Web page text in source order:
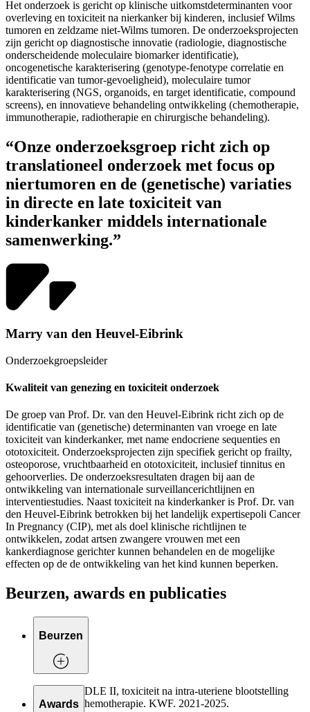
Het onderzoek is gericht op klinische uitkomstdeterminanten voor
overleving en toxiciteit na nierkanker bij kinderen, inclusief Wilms
tumoren en zeldzame niet-Wilms tumoren. De onderzoeksprojecten
zijn gericht op diagnostische innovatie (radiologie, diagnostische
onderscheidende moleculaire biomarker identificatie),
oncogenetische karakterisering (genotype-fenotype correlatie en
identificatie van tumor-gevoeligheid), moleculaire tumor
karakterisering (NGS, organoids, en target identificatie, compound
screens), en innovatieve behandeling ontwikkeling (chemotherapie,
immunotherapie, radiotherapie en chirurgische behandeling).
“Onze onderzoeksgroep richt zich op
translationeel onderzoek met focus op
niertumoren en de (genetische) variaties
in directe en late toxiciteit van
kinderkanker middels internationale
samenwerking.”
Marry van den Heuvel-Eibrink
Onderzoekgroepsleider
Kwaliteit van genezing en toxiciteit onderzoek
De groep van Prof. Dr. van den Heuvel-Eibrink richt zich op de
identificatie van (genetische) determinanten van vroege en late
toxiciteit van kinderkanker, met name endocriene sequenties en
ototoxiciteit. Onderzoeksprojecten zijn specifiek gericht op frailty,
osteoporose, vruchtbaarheid en ototoxiciteit, inclusief tinnitus en
gehoorverlies. De onderzoeksresultaten dragen bij aan de
ontwikkeling van internationale surveillancerichtlijnen en
interventiestudies. Naast toxiciteit na kinderkanker is Prof. Dr. van
den Heuvel-Eibrink betrokken bij het landelijk expertisepoli Cancer
In Pregnancy (CIP), met als doel klinische richtlijnen te
ontwikkelen, zodat artsen zwangere vrouwen met een
kankerdiagnose gerichter kunnen behandelen en de mogelijke
effecten op de de ontwikkeling van het kind kunnen beperken.
Beurzen, awards en publicaties
Beurzen
CRADLE II, toxiciteit na intra-uteriene blootstelling
met chemotherapie. KWF. 2021-2025.
Awards